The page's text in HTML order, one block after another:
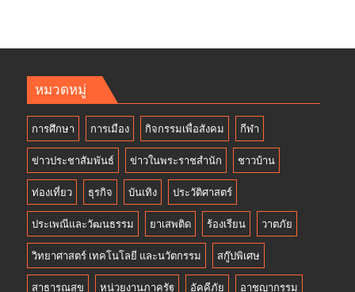
หมวดหมู่
การศึกษา การเมือง กิจกรรมเพื่อสังคม กีฬา
ข่าวประชาสัมพันธ์ ข่าวในพระราชสำนัก ชาวบ้าน
ท่องเที่ยว ธุรกิจ บันเทิง ประวัติศาสตร์
ประเพณีและวัฒนธรรม ยาเสพติด ร้องเรียน วาตภัย
วิทยาศาสตร์ เทคโนโลยี และนวัตกรรม สกู๊ปพิเศษ
สาธารณสุข หน่วยงานภาครัฐ อัคคีภัย อาชญากรรม